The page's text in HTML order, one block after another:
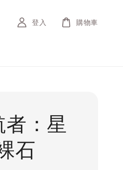
登入 購物車
：星
石